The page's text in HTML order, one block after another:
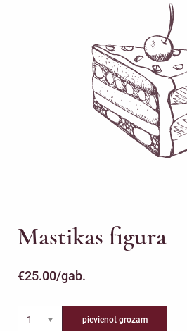
Mastikas figūra
€25.00/gab.
pievienot grozam